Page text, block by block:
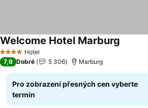
4 Počet hvězdiček
Hotel
Welcome Hotel Marburg
7,9 Dobré 5 306 Marburg
Pro zobrazení přesných cen vyberte
termín